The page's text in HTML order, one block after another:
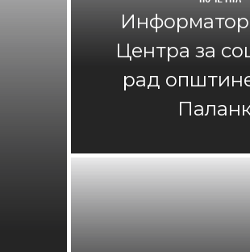
Центра за
рад